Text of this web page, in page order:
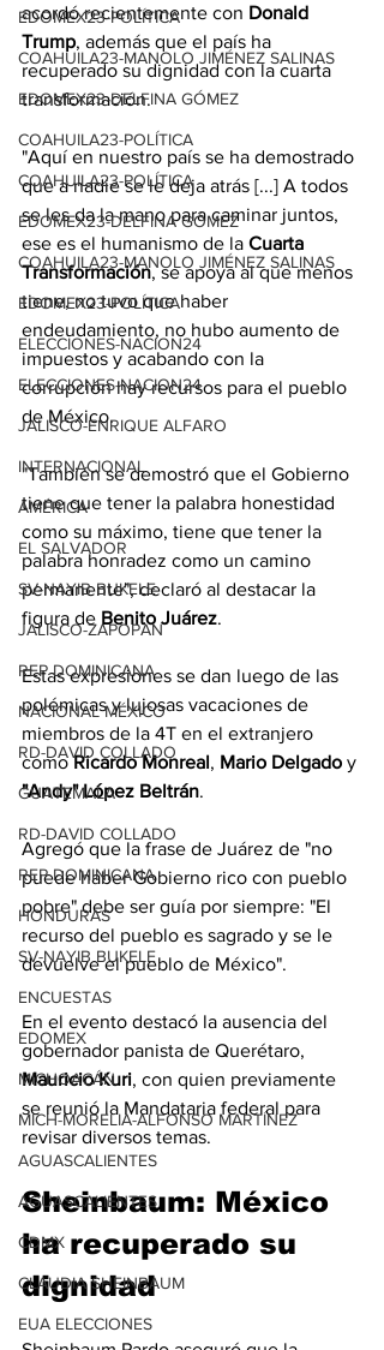
EDOMEX23-POLÍTICA
COAHUILA23-MANOLO JIMÉNEZ SALINAS
EDOMEX23-DELFINA GÓMEZ
COAHUILA23-POLÍTICA
COAHUILA23-POLÍTICA
EDOMEX23-DELFINA GÓMEZ
COAHUILA23-MANOLO JIMÉNEZ SALINAS
EDOMEX23-POLÍTICA
ELECCIONES-NACION24
ELECCIONES-NACION24
JALISCO-ENRIQUE ALFARO
INTERNACIONAL
AMÉRICA
EL SALVADOR
SV-NAYIB BUKELE
JALISCO-ZAPOPAN
REP DOMINICANA
NACIONAL MÉXICO
RD-DAVID COLLADO
GUATEMALA
RD-DAVID COLLADO
REP DOMINICANA
HONDURAS
SV-NAYIB BUKELE
ENCUESTAS
EDOMEX
MICHOACÁN
MICH-MORELIA-ALFONSO MARTÍNEZ
AGUASCALIENTES
AGUASCALIENTES
CDMX
CLAUDIA SHEINBAUM
EUA ELECCIONES
acordó recientemente con Donald
Trump, además que el país ha
recuperado su dignidad con la cuarta
transformación.
"Aquí en nuestro país se ha demostrado
que a nadie se le deja atrás [...] A todos
se les da la mano para caminar juntos,
ese es el humanismo de la Cuarta
Transformación, se apoya al que menos
tiene, no tuvo que haber
endeudamiento, no hubo aumento de
impuestos y acabando con la
corrupción hay recursos para el pueblo
de México.
"También se demostró que el Gobierno
tiene que tener la palabra honestidad
como su máximo, tiene que tener la
palabra honradez como un camino
permanente", declaró al destacar la
figura de Benito Juárez.
Estas expresiones se dan luego de las
polémicas y lujosas vacaciones de
miembros de la 4T en el extranjero
como Ricardo Monreal, Mario Delgado y
"Andy" López Beltrán.
Agregó que la frase de Juárez de "no
puede haber Gobierno rico con pueblo
pobre" debe ser guía por siempre: "El
recurso del pueblo es sagrado y se le
devuelve el pueblo de México".
En el evento destacó la ausencia del
gobernador panista de Querétaro,
Mauricio Kuri, con quien previamente
se reunió la Mandataria federal para
revisar diversos temas.
Sheinbaum: México
ha recuperado su
dignidad